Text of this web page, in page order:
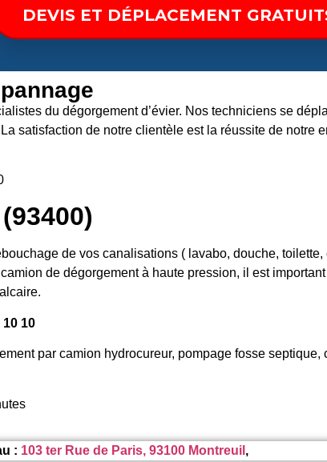
DEVIS ET DÉPLACEMENT
du dégorgement d’évier. Nos techniciens se
satisfaction de notre clientèle est la réussite de notre
de vos canalisations ( lavabo, douche, toilette,
de dégorgement à haute pression, il est
10
par camion hydrocureur, pompage fosse septique,
: 103 ter Rue de Paris, 93100 Montreuil ,